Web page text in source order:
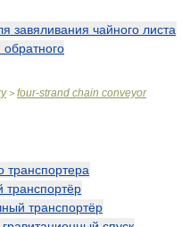
завяливания чайного листа
> four-strand chain conveyor
транспортера
транспортёр
транспортёр